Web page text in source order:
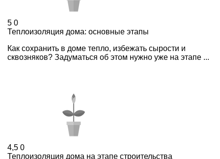
5 0
Теплоизоляция дома: основные этапы
Как сохранить в доме тепло, избежать сырости и
сквозняков? Задуматься об этом нужно уже на этапе ...
4,5 0
Теплоизоляция дома на этапе строительства